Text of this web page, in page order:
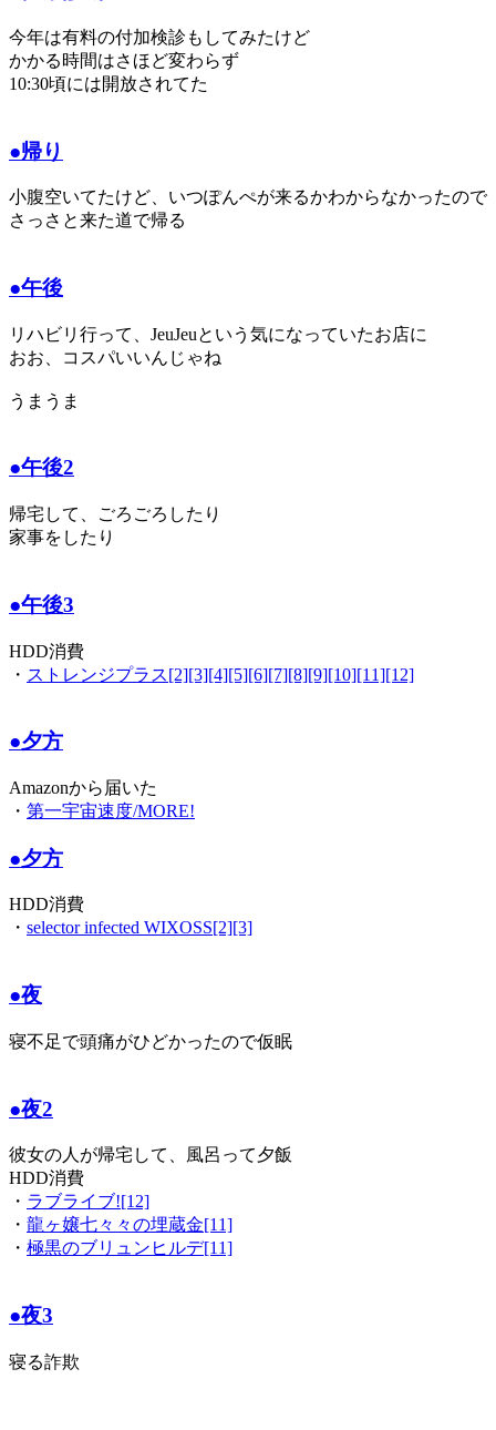
今年は有料の付加検診もしてみたけど
かかる時間はさほど変わらず
10:30頃には開放されてた
●帰り
小腹空いてたけど、いつぽんぺが来るかわからなかったので
さっさと来た道で帰る
●午後
リハビリ行って、JeuJeuという気になっていたお店に
おお、コスパいいんじゃね
うまうま
●午後2
帰宅して、ごろごろしたり
家事をしたり
●午後3
HDD消費
・ ストレンジプラス[2][3][4][5][6][7][8][9][10][11][12]
●夕方
Amazonから届いた
・ 第一宇宙速度/MORE!
●夕方
HDD消費
・ selector infected WIXOSS[2][3]
●夜
寝不足で頭痛がひどかったので仮眠
●夜2
彼女の人が帰宅して、風呂って夕飯
HDD消費
・ ラブライブ![12]
・ 龍ヶ嬢七々々の埋蔵金[11]
・ 極黒のブリュンヒルデ[11]
●夜3
寝る詐欺